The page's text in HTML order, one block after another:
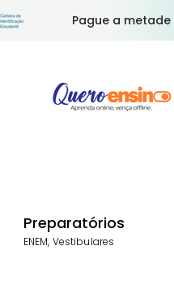
Pague a
Preparatórios
ENEM, Vestibulares